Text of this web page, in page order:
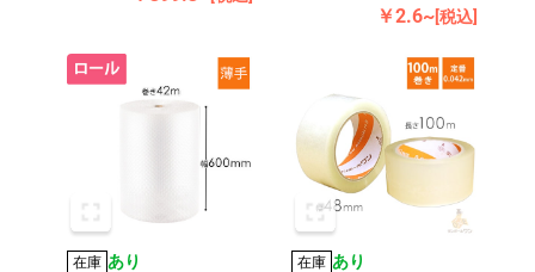
￥2.6~[税込]
在庫 あり
在庫 あり